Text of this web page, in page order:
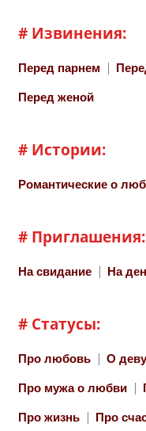
# Извинения:
Перед парнем
Перед женой
# Истории:
Романтические о
# Приглашения:
На свидание На
# Статусы:
Про любовь О
Про мужа о любви
Про жизнь Про